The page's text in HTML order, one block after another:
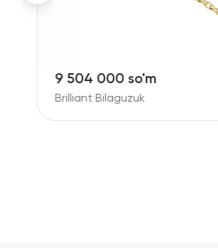
9 504 000 so'm
Brilliant Bilaguzuk